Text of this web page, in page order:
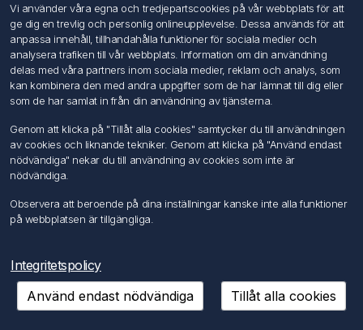
Kundtjänst
Sök
Mitt konto
Mina ordrar
Mina adresser
Följ oss
Copyright © 2026 FÖRCH Sverige AB. Alla rättigheter reserverade.
Powered bynopCommerce
Vi använder våra egna och tredjepartscookies på vår webbplats för att
ge dig en trevlig och personlig onlineupplevelse. Dessa används för att
anpassa innehåll, tillhandahålla funktioner för sociala medier och
analysera trafiken till vår webbplats. Information om din användning
delas med våra partners inom sociala medier, reklam och analys, som
kan kombinera den med andra uppgifter som de har lämnat till dig eller
som de har samlat in från din användning av tjänsterna.
Genom att klicka på "Tillåt alla cookies" samtycker du till användningen
av cookies och liknande tekniker. Genom att klicka på "Använd endast
nödvändiga" nekar du till användning av cookies som inte är
nödvändiga.
Observera att beroende på dina inställningar kanske inte alla funktioner
på webbplatsen är tillgängliga.
Integritetspolicy
Använd endast nödvändiga
Tillåt alla cookies